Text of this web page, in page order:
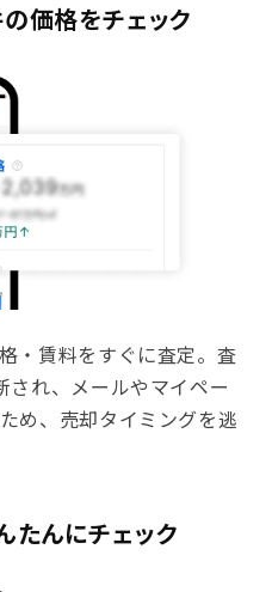
価格をチェック
・賃料をすぐに査定。査
され、メールやマイペー
め、売却タイミングを逃
たんにチェック